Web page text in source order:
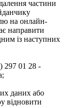
частини
на онлайн-
направити
із наступних
297 01 28 -
даних або
відновити